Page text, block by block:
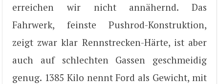
erreichen wir nicht annähernd. Das
Fahrwerk, feinste Pushrod-Konstruktion,
zeigt zwar klar Rennstrecken-Härte, ist aber
auch auf schlechten Gassen geschmeidig
genug. 1385 Kilo nennt Ford als Gewicht, mit